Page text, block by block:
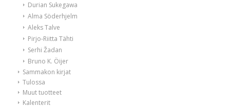
Durian Sukegawa
Alma Söderhjelm
Aleks Talve
Pirjo-Riitta Tähti
Serhi Žadan
Bruno K. Öijer
Sammakon kirjat
Tulossa
Muut tuotteet
Kalenterit